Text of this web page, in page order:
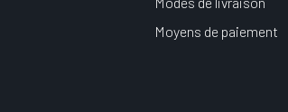
Moyens de paiement